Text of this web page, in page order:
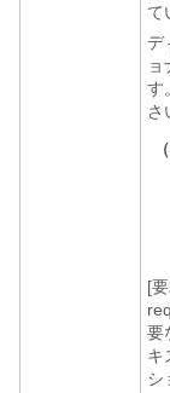
て
デ
す。
さ
[
要
キ
シ